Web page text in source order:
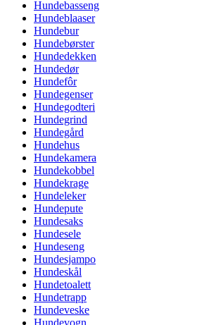
Hundebasseng
Hundeblaaser
Hundebur
Hundebørster
Hundedekken
Hundedør
Hundefôr
Hundegenser
Hundegodteri
Hundegrind
Hundegård
Hundehus
Hundekamera
Hundekobbel
Hundekrage
Hundeleker
Hundepute
Hundesaks
Hundesele
Hundeseng
Hundesjampo
Hundeskål
Hundetoalett
Hundetrapp
Hundeveske
Hundevogn